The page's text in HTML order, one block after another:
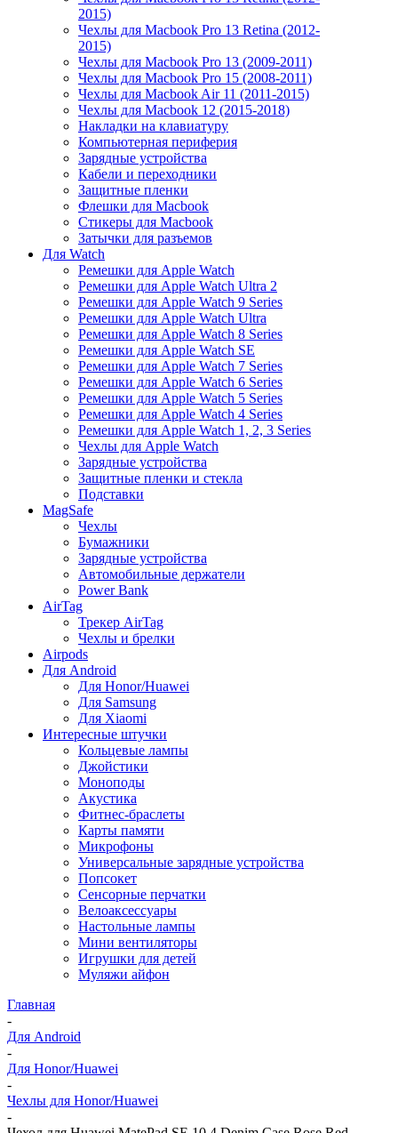
2015)
Чехлы для Macbook Pro 13 Retina (2012-
2015)
Чехлы для Macbook Pro 13 (2009-2011)
Чехлы для Macbook Pro 15 (2008-2011)
Чехлы для Macbook Air 11 (2011-2015)
Чехлы для Macbook 12 (2015-2018)
Накладки на клавиатуру
Компьютерная периферия
Зарядные устройства
Кабели и переходники
Защитные пленки
Флешки для Macbook
Стикеры для Macbook
Затычки для разъемов
Для Watch
Ремешки для Apple Watch
Ремешки для Apple Watch Ultra 2
Ремешки для Apple Watch 9 Series
Ремешки для Apple Watch Ultra
Ремешки для Apple Watch 8 Series
Ремешки для Apple Watch SE
Ремешки для Apple Watch 7 Series
Ремешки для Apple Watch 6 Series
Ремешки для Apple Watch 5 Series
Ремешки для Apple Watch 4 Series
Ремешки для Apple Watch 1, 2, 3 Series
Чехлы для Apple Watch
Зарядные устройства
Защитные пленки и стекла
Подставки
MagSafe
Чехлы
Бумажники
Зарядные устройства
Автомобильные держатели
Power Bank
AirTag
Трекер AirTag
Чехлы и брелки
Airpods
Для Android
Для Honor/Huawei
Для Samsung
Для Xiaomi
Интересные штучки
Кольцевые лампы
Джойстики
Моноподы
Акустика
Фитнес-браслеты
Карты памяти
Микрофоны
Универсальные зарядные устройства
Попсокет
Сенсорные перчатки
Велоаксессуары
Настольные лампы
Мини вентиляторы
Игрушки для детей
Муляжи айфон
Главная
-
Для Android
-
Для Honor/Huawei
-
Чехлы для Honor/Huawei
-